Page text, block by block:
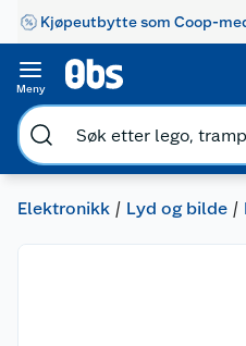
Kjøpeutbytte som Coop-
Meny
Elektronikk Lyd og bilde